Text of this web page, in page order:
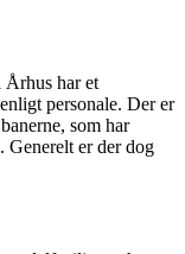
Århus har et
personale. Der er
som har
Generelt er der dog